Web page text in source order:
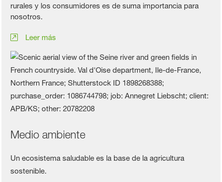
rurales y los consumidores es de suma importancia para
nosotros.
Leer más
Medio ambiente
Un ecosistema saludable es la base de la agricultura
sostenible.